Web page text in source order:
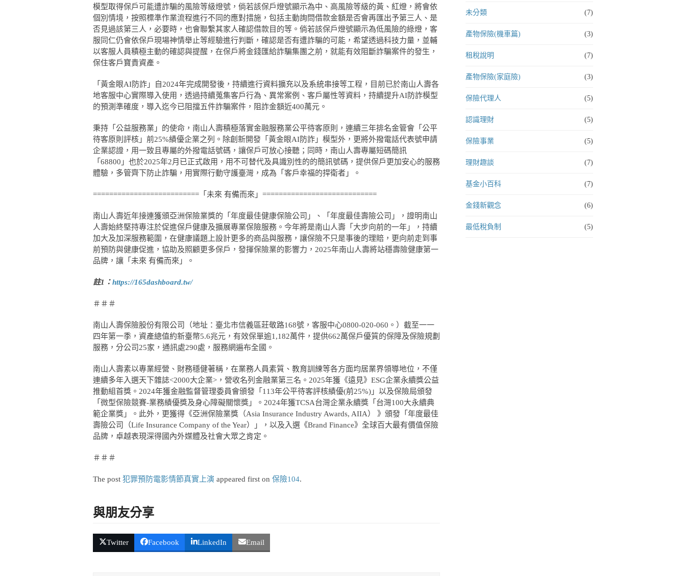
模型取得保戶可能遭詐騙的風險等級燈號，倘若該保戶燈號顯示為中、高風險等級的黃、紅燈，將會依
個別情境，按照標準作業流程進行不同的應對措施，包括主動詢問借款金額是否會再匯出予第三人、是
否見過該第三人，必要時，也會聯繫其家人確認借款目的等。倘若該保戶燈號顯示為低風險的綠燈，客
服同仁仍會依保戶現場神情舉止等經驗進行判斷，確認是否有遭詐騙的可能，希望透過科技力量，並輔
以客服人員積極主動的確認與提醒，在保戶將金錢匯給詐騙集團之前，就能有效阻斷詐騙案件的發生，
保住客戶寶貴資產。
「黃金眼AI防詐」自2024年完成開發後，持續進行資料擴充以及系統串接等工程，目前已於南山人壽各
地客服中心實際導入使用，透過持續蒐集客戶行為、異常案例、客戶屬性等資料，持續提升AI防詐模型
的預測準確度，導入迄今已阻擋五件詐騙案件，阻詐金額近400萬元。
秉持「公益服務業」的使命，南山人壽積極落實金融服務業公平待客原則，連續三年排名金管會「公平
待客原則評核」前25%績優企業之列。除創新開發「黃金眼AI防詐」模型外，更將外撥電話代表號申請
企業認證，用一致且專屬的外撥電話號碼，讓保戶可放心接聽；同時，南山人壽專屬短碼簡訊
「68800」也於2025年2月已正式啟用，用不可替代及具識別性的的簡訊號碼，提供保戶更加安心的服務
體驗，多管齊下防止詐騙，用實際行動守護臺灣，成為「客戶幸福的捍衛者」。
==========================「未來 有備而來」============================
南山人壽近年接連獲頒亞洲保險業獎的「年度最佳健康保險公司」、「年度最佳壽險公司」，證明南山
人壽始終堅持專注於促進保戶健康及擴展專業保險服務。今年將是南山人壽「大步向前的一年」，持續
加大及加深服務範圍，在健康議題上設計更多的商品與服務，讓保險不只是事後的理賠，更向前走到事
前預防與健康促進，協助及照顧更多保戶，發揮保險業的影響力，2025年南山人壽將站穩壽險健康第一
品牌，讓「未來 有備而來」。
註1：https://165dashboard.tw/
＃＃＃
南山人壽保險股份有限公司（地址：臺北市信義區莊敬路168號，客服中心0800-020-060。）截至一一
四年第一季，資產總值約新臺幣5.6兆元，有效保單逾1,182萬件，提供662萬保戶優質的保障及保險規劃
服務，分公司25家，通訊處290處，服務網遍布全國。
南山人壽素以專業經營、財務穩健著稱，在業務人員素質、教育訓練等各方面均居業界領導地位，不僅
連續多年入選天下雜誌<2000大企業>，營收名列金融業第三名。2025年獲《遠見》ESG企業永續獎公益
推動組首獎。2024年獲金融監督管理委員會頒發「113年公平待客評核績優(前25%)」以及保險局頒發
「微型保險競賽-業務績優獎及身心障礙關懷獎」。2024年獲TCSA台灣企業永續獎「台灣100大永續典
範企業獎」。此外，更獲得《亞洲保險業獎（Asia Insurance Industry Awards, AIIA） 》頒發「年度最佳
壽險公司（Life Insurance Company of the Year）」，以及入選《Brand Finance》全球百大最有價值保險
品牌，卓越表現深得國內外媒體及社會大眾之肯定。
＃＃＃
The post 犯罪預防電影情節真實上演 appeared first on 保險104.
與朋友分享
Twitter Facebook LinkedIn Email
未分類 (7)
產物保險(機車篇) (3)
租稅說明 (7)
產物保險(家庭險) (3)
保險代理人 (5)
認識理財 (5)
保險事業 (5)
理財趣談 (7)
基金小百科 (7)
金錢新觀念 (6)
最低稅負制 (5)